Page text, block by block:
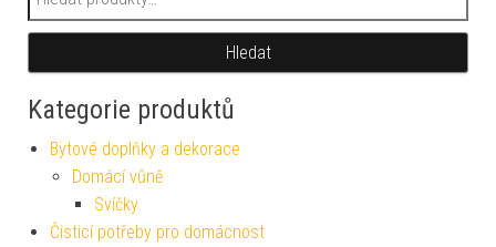
Hledat
Kategorie produktů
Bytové doplňky a dekorace
Domácí vůně
Svíčky
Čisticí potřeby pro domácnost